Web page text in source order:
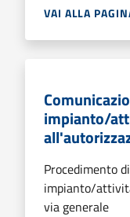
VAI ALLA
impianto/
Procedimento
impianto/
via generale